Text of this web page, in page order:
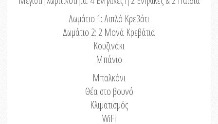
Δωμάτιο 1: Διπλό Κρεβάτι
Δωμάτιο 2: 2 Μονά Κρεβάτια
Κουζινάκι
Μπάνιο
Μπαλκόνι
Θέα στο βουνό
Κλιματισμός
WiFi